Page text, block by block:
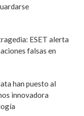
ESET alerta
falsas en
han puesto al
innovadora